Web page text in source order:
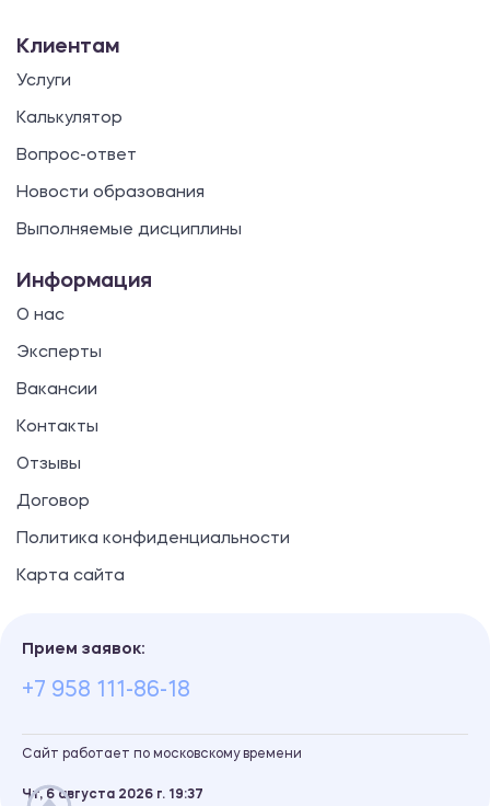
Клиентам
Услуги
Калькулятор
Вопрос-ответ
Новости образования
Выполняемые дисциплины
Информация
О нас
Эксперты
Вакансии
Контакты
Отзывы
Договор
Политика конфиденциальности
Карта сайта
Прием заявок:
+7 958 111-86-18
Сайт работает по московскому времени
Чт, 6 августа 2026 г. 19 37